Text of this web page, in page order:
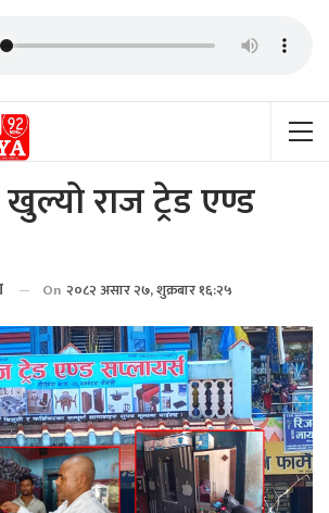
राज ट्रेड एण्ड
On २०८२ असार २७, शुक्रबार १६:२५